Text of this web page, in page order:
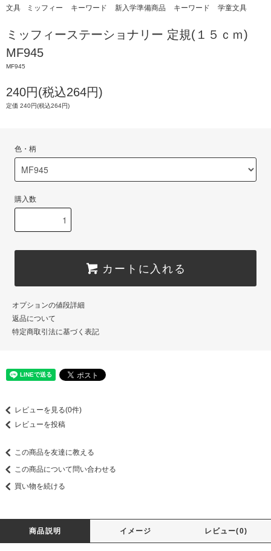
文具 ミッフィー キーワード 新入学準備商品 キーワード 学童文具
ミッフィーステーショナリー 定規(１５ｃｍ)
MF945
MF945
240円(税込264円)
定価 240円(税込264円)
色・柄
購入数
カートに入れる
オプションの値段詳細
返品について
特定商取引法に基づく表記
レビューを見る(0件)
レビューを投稿
この商品を友達に教える
この商品について問い合わせる
買い物を続ける
商品説明 イメージ レビュー(0)